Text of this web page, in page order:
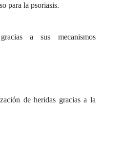
para la psoriasis.
a sus mecanismos
de heridas gracias a la